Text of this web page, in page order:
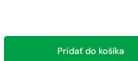
Pridať do košíka